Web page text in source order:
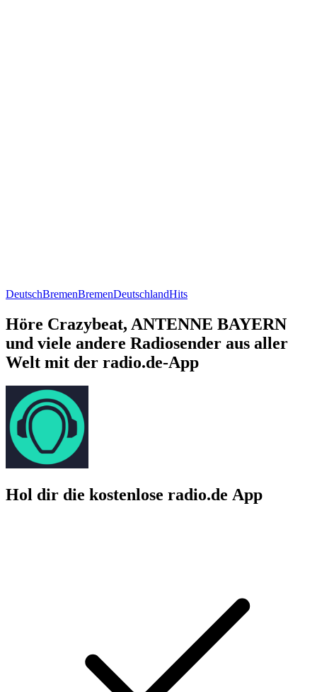
DeutschBremenBremenDeutschlandHits
Höre Crazybeat, ANTENNE BAYERN
und viele andere Radiosender aus aller
Welt mit der radio.de-App
Hol dir die kostenlose radio.de App